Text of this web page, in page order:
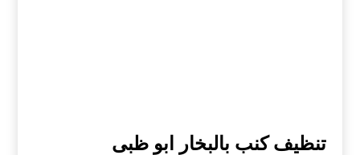
‏تنظيف كنب بالبخار ابو ظبى